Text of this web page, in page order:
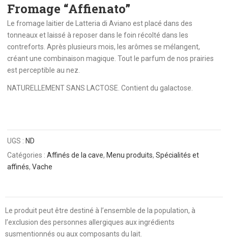
Fromage “Affienato”
Le fromage laitier de Latteria di Aviano est placé dans des
tonneaux et laissé à reposer dans le foin récolté dans les
contreforts. Après plusieurs mois, les arômes se mélangent,
créant une combinaison magique. Tout le parfum de nos prairies
est perceptible au nez.
NATURELLEMENT SANS LACTOSE. Contient du galactose.
UGS :ND
Catégories :Affinés de la cave,Menu produits,Spécialités et
affinés,Vache
Le produit peut être destiné à l’ensemble de la population, à
l’exclusion des personnes allergiques aux ingrédients
susmentionnés ou aux composants du lait.